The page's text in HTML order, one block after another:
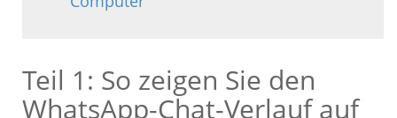
Teil 1: So zeigen Sie den
WhatsApp-Chat-Verlauf auf